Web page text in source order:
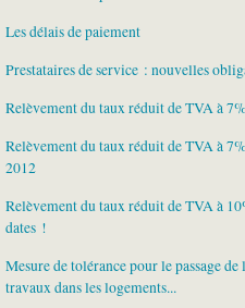
Les délais de paiement
Prestataires de service : nouvelles
Relèvement du taux réduit de TVA à
Relèvement du taux réduit de TVA à
2012
Relèvement du taux réduit de TVA à
dates !
Mesure de tolérance pour le passage
travaux dans les logements...